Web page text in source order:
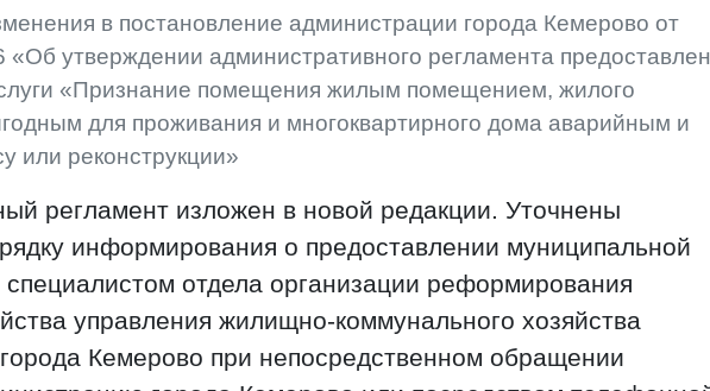
в постановление администрации города Кемерово от
«Об утверждении административного регламента
«Признание помещения жилым помещением, жилого
для проживания и многоквартирного дома аварийным и
или реконструкции»
регламент изложен в новой редакции. Уточнены
информирования о предоставлении муниципальной
специалистом отдела организации реформирования
управления жилищно-коммунального хозяйства
Кемерово при непосредственном обращении